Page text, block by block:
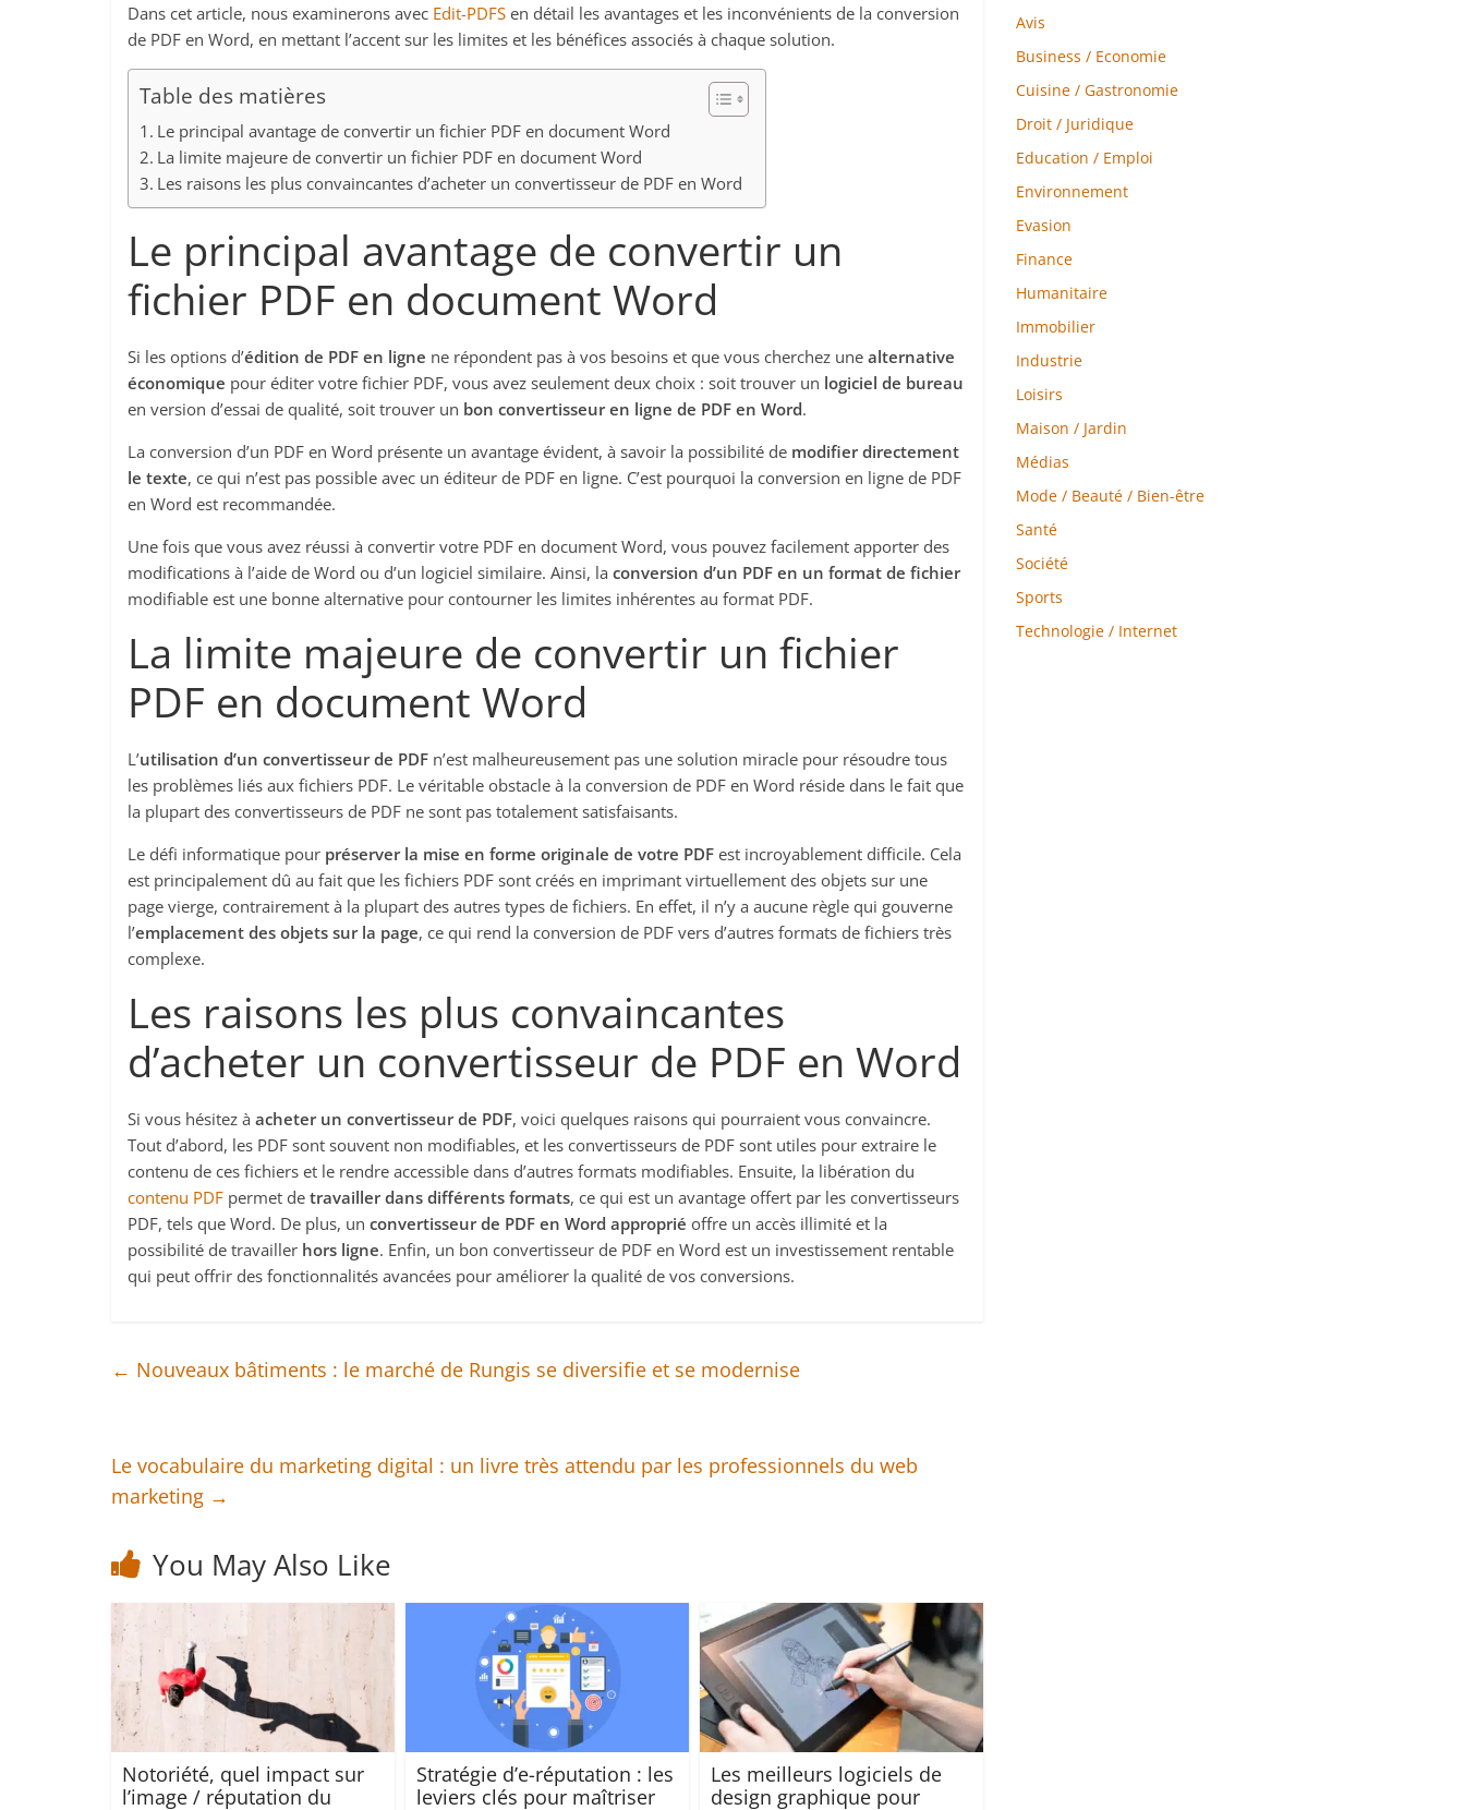
Dans cet article, nous examinerons avec Edit-PDFS en détail les avantages et les inconvénients de la conversion
de PDF en Word, en mettant l’accent sur les limites et les bénéfices associés à chaque solution.
Table des matières
Le principal avantage de convertir un fichier PDF en document Word
La limite majeure de convertir un fichier PDF en document Word
Les raisons les plus convaincantes d’acheter un convertisseur de PDF en Word
Le principal avantage de convertir un
fichier PDF en document Word
Si les options d’édition de PDF en ligne ne répondent pas à vos besoins et que vous cherchez une alternative
économique pour éditer votre fichier PDF, vous avez seulement deux choix : soit trouver un logiciel de bureau
en version d’essai de qualité, soit trouver un bon convertisseur en ligne de PDF en Word.
La conversion d’un PDF en Word présente un avantage évident, à savoir la possibilité de modifier directement
le texte, ce qui n’est pas possible avec un éditeur de PDF en ligne. C’est pourquoi la conversion en ligne de PDF
en Word est recommandée.
Une fois que vous avez réussi à convertir votre PDF en document Word, vous pouvez facilement apporter des
modifications à l’aide de Word ou d’un logiciel similaire. Ainsi, la conversion d’un PDF en un format de fichier
modifiable est une bonne alternative pour contourner les limites inhérentes au format PDF.
La limite majeure de convertir un fichier
PDF en document Word
L’utilisation d’un convertisseur de PDF n’est malheureusement pas une solution miracle pour résoudre tous
les problèmes liés aux fichiers PDF. Le véritable obstacle à la conversion de PDF en Word réside dans le fait que
la plupart des convertisseurs de PDF ne sont pas totalement satisfaisants.
Le défi informatique pour préserver la mise en forme originale de votre PDF est incroyablement difficile. Cela
est principalement dû au fait que les fichiers PDF sont créés en imprimant virtuellement des objets sur une
page vierge, contrairement à la plupart des autres types de fichiers. En effet, il n’y a aucune règle qui gouverne
l’emplacement des objets sur la page, ce qui rend la conversion de PDF vers d’autres formats de fichiers très
complexe.
Les raisons les plus convaincantes
d’acheter un convertisseur de PDF en Word
Si vous hésitez à acheter un convertisseur de PDF, voici quelques raisons qui pourraient vous convaincre.
Tout d’abord, les PDF sont souvent non modifiables, et les convertisseurs de PDF sont utiles pour extraire le
contenu de ces fichiers et le rendre accessible dans d’autres formats modifiables. Ensuite, la libération du
contenu PDF permet de travailler dans différents formats, ce qui est un avantage offert par les convertisseurs
PDF, tels que Word. De plus, un convertisseur de PDF en Word approprié offre un accès illimité et la
possibilité de travailler hors ligne. Enfin, un bon convertisseur de PDF en Word est un investissement rentable
qui peut offrir des fonctionnalités avancées pour améliorer la qualité de vos conversions.
← Nouveaux bâtiments : le marché de Rungis se diversifie et se modernise
Le vocabulaire du marketing digital : un livre très attendu par les professionnels du web
marketing →
You May Also Like
Notoriété, quel impact sur
l’image / réputation du
Stratégie d’e-réputation : les
leviers clés pour maîtriser
Les meilleurs logiciels de
design graphique pour
Avis
Business / Economie
Cuisine / Gastronomie
Droit / Juridique
Education / Emploi
Environnement
Evasion
Finance
Humanitaire
Immobilier
Industrie
Loisirs
Maison / Jardin
Médias
Mode / Beauté / Bien-être
Santé
Société
Sports
Technologie / Internet